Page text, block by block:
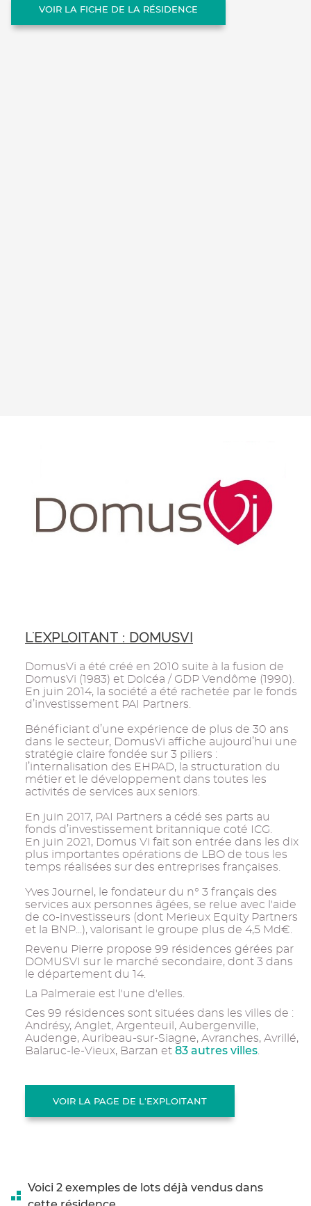
VOIR LA FICHE DE LA RÉSIDENCE
L'EXPLOITANT : DOMUSVI
DomusVi a été créé en 2010 suite à la fusion de
DomusVi (1983) et Dolcéa / GDP Vendôme (1990).
En juin 2014, la société a été rachetée par le fonds
d’investissement PAI Partners.
Bénéficiant d’une expérience de plus de 30 ans
dans le secteur, DomusVi affiche aujourd’hui une
stratégie claire fondée sur 3 piliers :
l’internalisation des EHPAD, la structuration du
métier et le développement dans toutes les
activités de services aux seniors.
En juin 2017, PAI Partners a cédé ses parts au
fonds d’investissement britannique coté ICG.
En juin 2021, Domus Vi fait son entrée dans les dix
plus importantes opérations de LBO de tous les
temps réalisées sur des entreprises françaises.
Yves Journel, le fondateur du n° 3 français des
services aux personnes âgées, se relue avec l'aide
de co-investisseurs (dont Merieux Equity Partners
et la BNP...), valorisant le groupe plus de 4,5 Md€.
Revenu Pierre propose 99 résidences gérées par
DOMUSVI sur le marché secondaire, dont 3 dans
le département du 14.
La Palmeraie est l'une d'elles.
Ces 99 résidences sont situées dans les villes de :
Andrésy, Anglet, Argenteuil, Aubergenville,
Audenge, Auribeau-sur-Siagne, Avranches, Avrillé,
Balaruc-le-Vieux, Barzan et 83 autres villes
VOIR LA PAGE DE L'EXPLOITANT
Voici 2 exemples de lots déjà vendus dans